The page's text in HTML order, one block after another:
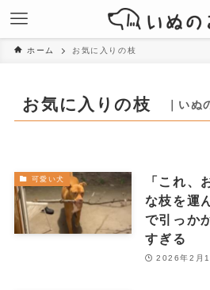
ホーム お気に入りの枝
お気に入りの枝 ｜いぬ
可愛い犬
「これ、
な枝を運
で引っか
すぎる
2026年2月